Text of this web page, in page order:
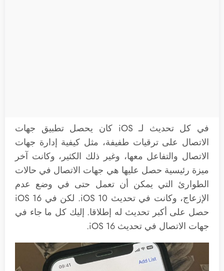
في كل تحديث لـ iOS كان يحصل تطبيق جهات
الاتصال على ترقيات طفيفة، مثل كيفية إدارة جهات
الاتصال والتفاعل معها، وغير ذلك الكثير، وكانت آخر
ميزة رئيسية حصل عليها هي جهات الاتصال في حالات
الطوارئ التي يمكن أن تعمل حتى في وضع عدم
الإزعاج، وكانت في تحديث iOS 10. لكن في iOS 16
حصل على أكبر تحديث له إطلاقا. إليك كل ما جاء في
جهات الاتصال في تحديث iOS 16.